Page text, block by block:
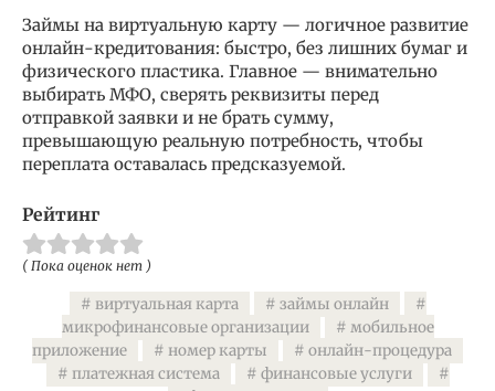
Займы на виртуальную карту — логичное развитие
онлайн-кредитования: быстро, без лишних бумаг и
физического пластика. Главное — внимательно
выбирать МФО, сверять реквизиты перед
отправкой заявки и не брать сумму,
превышающую реальную потребность, чтобы
переплата оставалась предсказуемой.
Рейтинг
( Пока оценок нет )
виртуальная карта
займы онлайн
микрофинансовые организации
мобильное
приложение
номер карты
онлайн-процедура
платежная система
финансовые услуги